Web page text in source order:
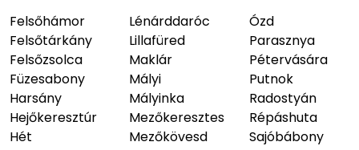
Felsőhámor
Felsőtárkány
Felsőzsolca
Füzesabony
Harsány
Hejőkeresztúr
Hét
Lénárddaróc
Lillafüred
Maklár
Mályi
Mályinka
Mezőkeresztes
Mezőkövesd
Ózd
Parasznya
Pétervására
Putnok
Radostyán
Répáshuta
Sajóbábony